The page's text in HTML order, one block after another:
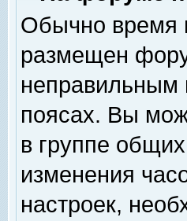
Обычно время
размещен
неправильным
поясах. Вы
в группе
изменения
настроек,